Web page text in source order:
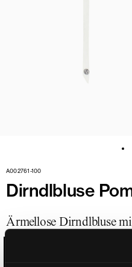
A002761-100
Dirndlbluse
Ärmellose Dirndlbluse